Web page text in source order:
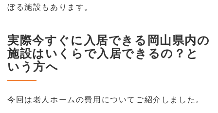
ぼる施設もあります。
実際今すぐに入居できる岡山県内の
施設はいくらで入居できるの？と
いう方へ
今回は老人ホームの費用についてご紹介しました。